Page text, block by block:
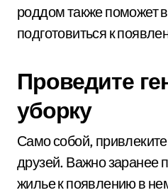
роддом также поможет
подготовиться к
Проведите
уборку
Само собой,
друзей. Важно заранее
жилье к появлению в